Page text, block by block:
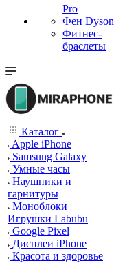
Pro
Фен Dyson
Фитнес-
браслеты
Каталог
Apple iPhone
Samsung Galaxy
Умные часы
Наушники и
гарнитуры
Моноблоки
Игрушки Labubu
Google Pixel
Дисплеи iPhone
Красота и здоровье